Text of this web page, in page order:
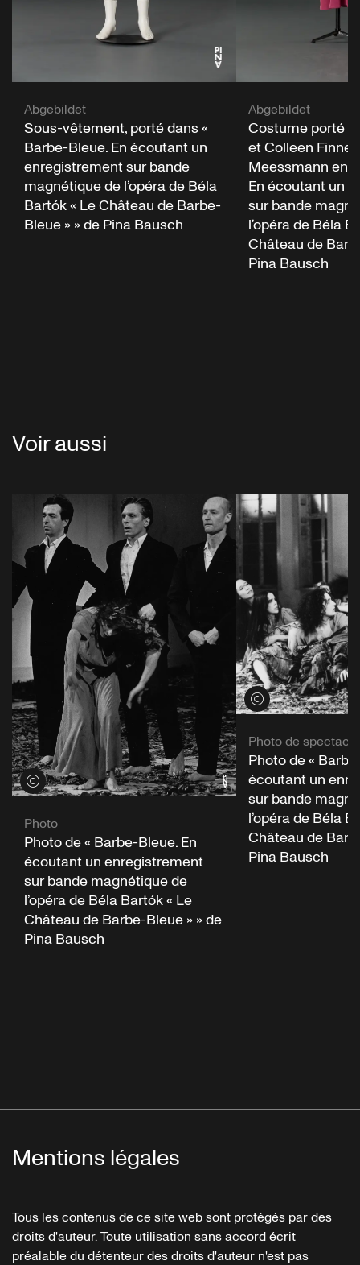
Abgebildet
Sous-vêtement, porté dans «
Barbe-Bleue. En écoutant un
enregistrement sur bande
magnétique de l’opéra de Béla
Bartók « Le Château de Barbe-
Bleue » » de Pina Bausch
Abgebildet
Costume porté
et Colleen
Meessmann en
En écoutant un
sur bande
l’opéra de Béla
Château de
Pina Bausch
Voir aussi
Voir les crédits
Photo
Photo de « Barbe-Bleue. En
écoutant un enregistrement
sur bande magnétique de
l’opéra de Béla Bartók « Le
Château de Barbe-Bleue » » de
Pina Bausch
Voir les crédits
Photo de spectacle
Photo de «
écoutant un
sur bande
l’opéra de Béla
Château de
Pina Bausch
Mentions légales
Tous les contenus de ce site web sont protégés par des
droits d'auteur. Toute utilisation sans accord écrit
préalable du détenteur des droits d'auteur n'est pas